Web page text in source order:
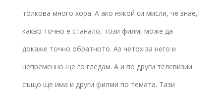
толкова много хора. А ако някой си мисли, че знае,
какво точно е станало, този филм, може да
докаже точно обратното. Аз четох за него и
непременно ще го гледам. А и по други телевизии
също ще има и други филми по темата. Тази